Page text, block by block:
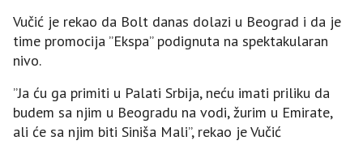
Vučić je rekao da Bolt danas dolazi u Beograd i da je
time promocija ”Ekspa” podignuta na spektakularan
nivo.
”Ja ću ga primiti u Palati Srbija, neću imati priliku da
budem sa njim u Beogradu na vodi, žurim u Emirate,
ali će sa njim biti Siniša Mali”, rekao je Vučić